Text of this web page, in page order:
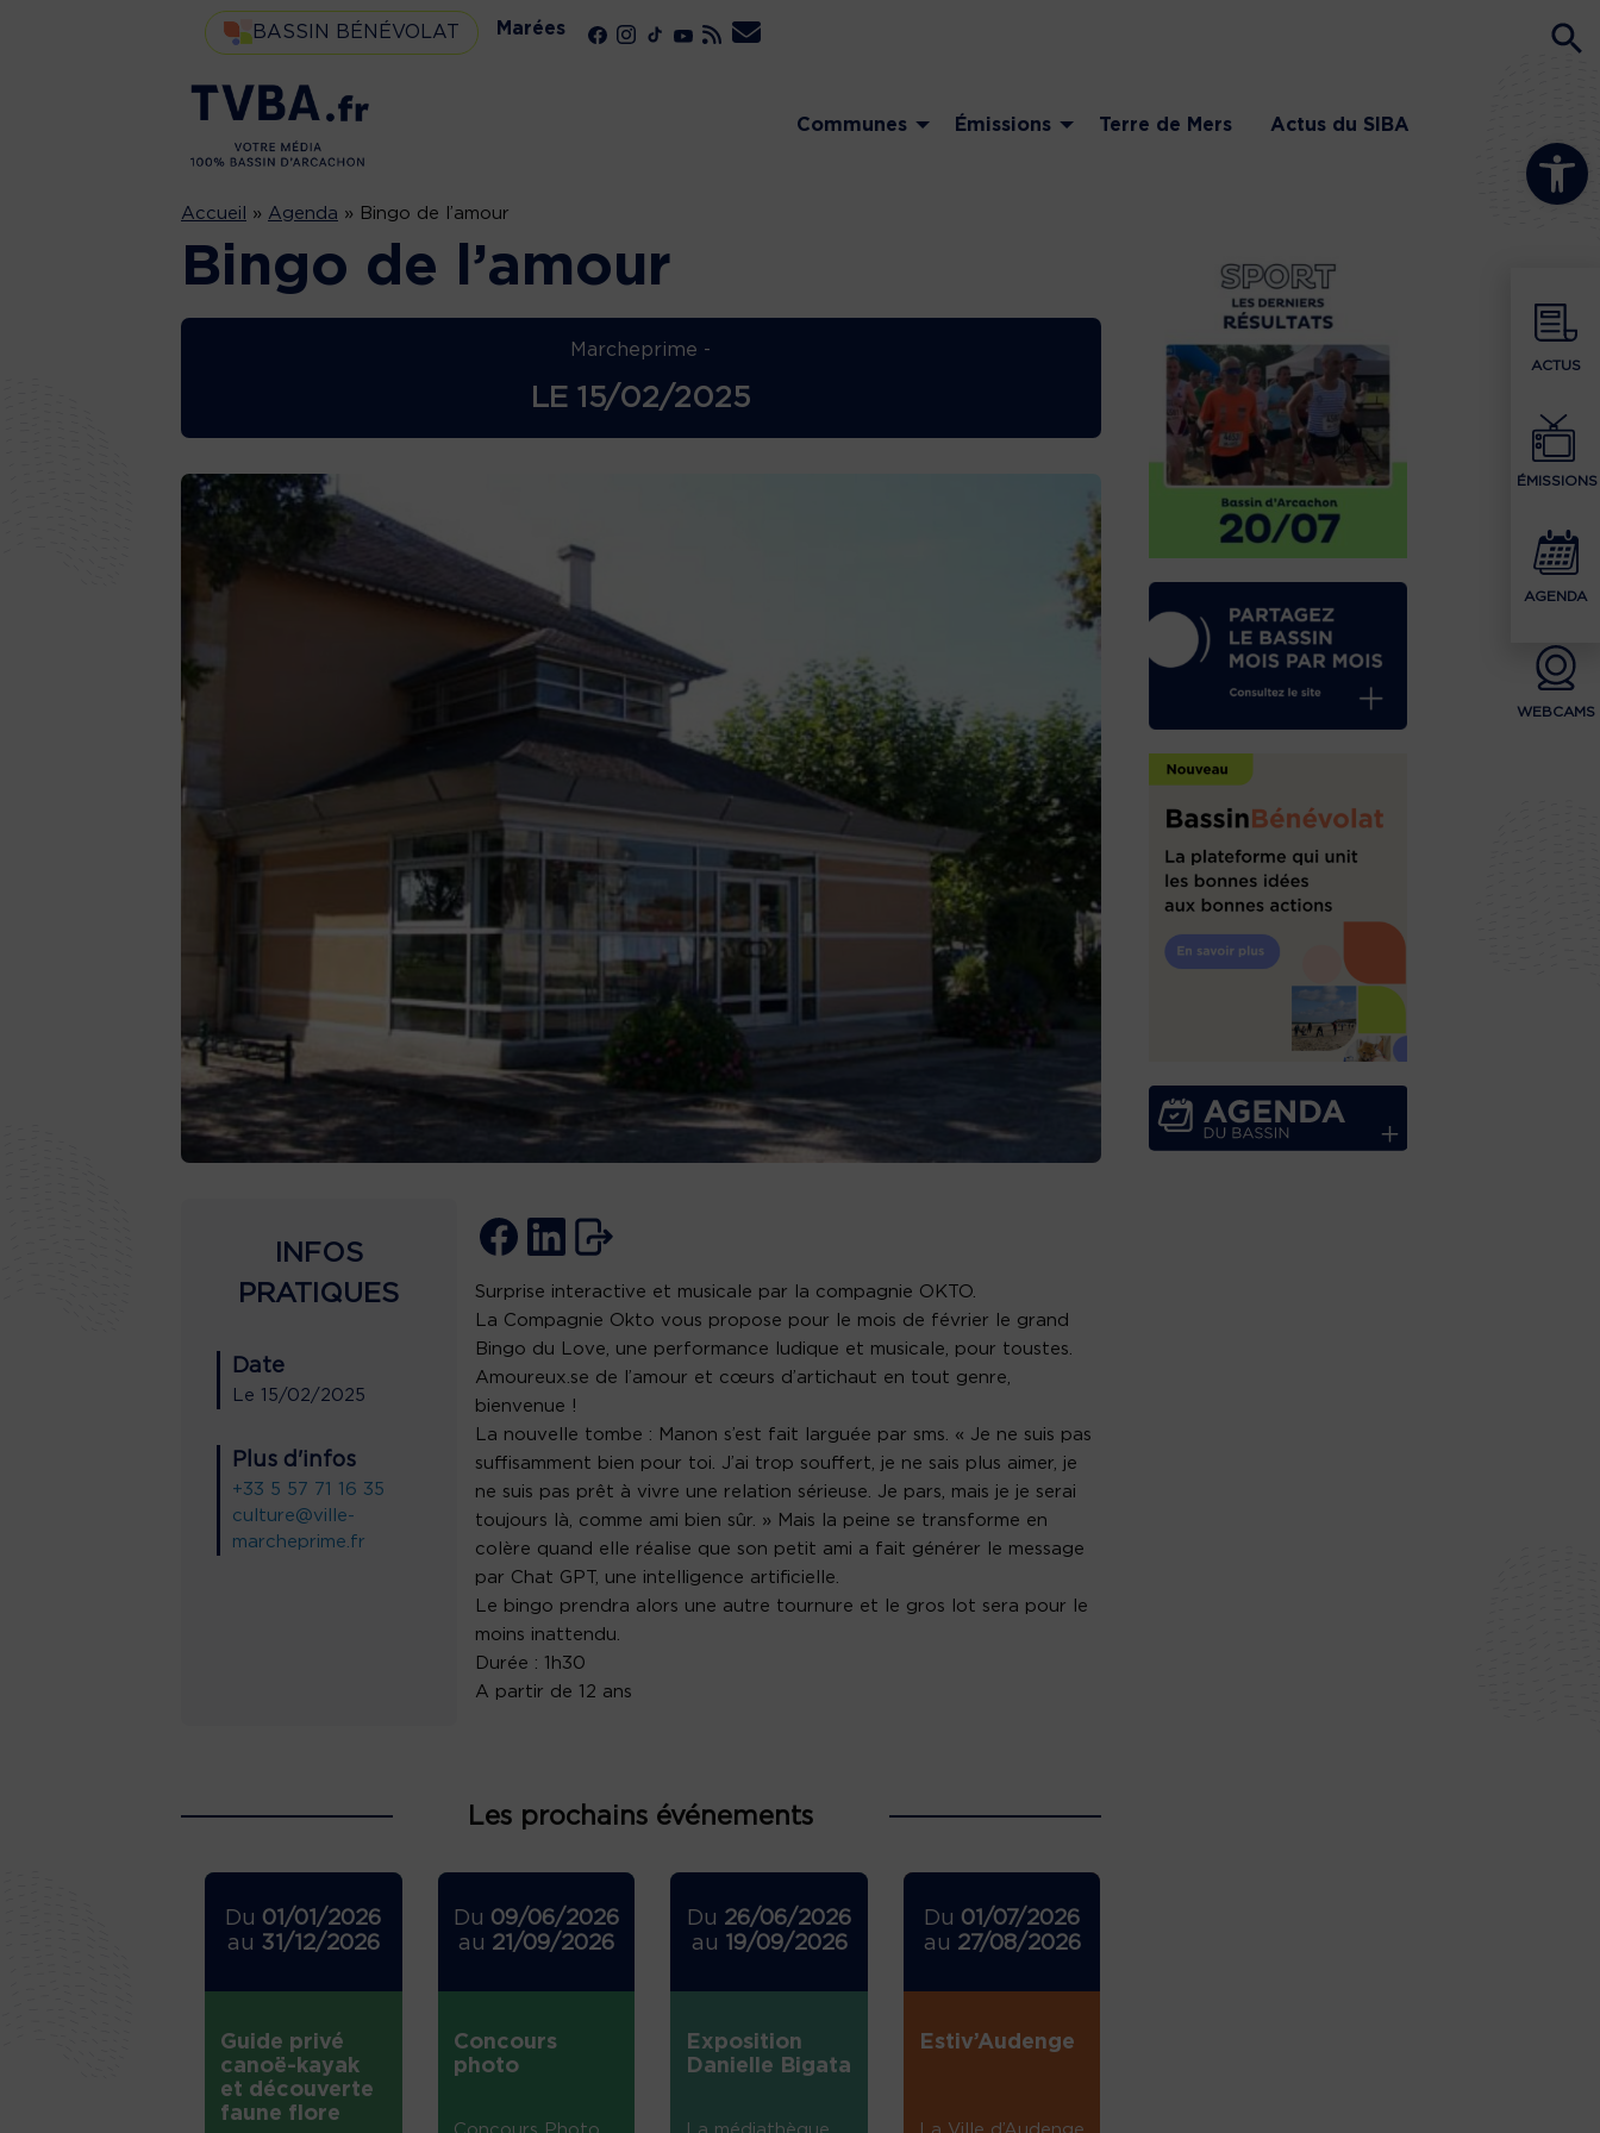
Ouvrir la
ACTUS
ÉMISSIONS
AGENDA
WEBCAMS
BASSIN BÉNÉVOLAT Marées
Communes Émissions Terre de Mers Actus du SIBA
Accueil » Agenda » Bingo de l’amour
Bingo de l’amour
Marcheprime -
LE15/02/2025
INFOS
PRATIQUES
Date
Le 15/02/2025
Plus d'infos
+33 5 57 71 16 35
culture@ville-
marcheprime.fr
Surprise interactive et musicale par la compagnie OKTO.
La Compagnie Okto vous propose pour le mois de février le grand
Bingo du Love, une performance ludique et musicale, pour toustes.
Amoureux.se de l’amour et cœurs d’artichaut en tout genre,
bienvenue !
La nouvelle tombe : Manon s’est fait larguée par sms. « Je ne suis pas
suffisamment bien pour toi. J’ai trop souffert, je ne sais plus aimer, je
ne suis pas prêt à vivre une relation sérieuse. Je pars, mais je je serai
toujours là, comme ami bien sûr. » Mais la peine se transforme en
colère quand elle réalise que son petit ami a fait générer le message
par Chat GPT, une intelligence artificielle.
Le bingo prendra alors une autre tournure et le gros lot sera pour le
moins inattendu.
Durée : 1h30
A partir de 12 ans
Les prochains événements
Du 01/01/2026
au 31/12/2026
Guide privé
canoë-kayak
et découverte
faune flore
Du 09/06/2026
au 21/09/2026
Concours
photo
Du 26/06/2026
au 19/09/2026
Exposition
Danielle Bigata
Du 01/07/2026
au 27/08/2026
Estiv’Audenge